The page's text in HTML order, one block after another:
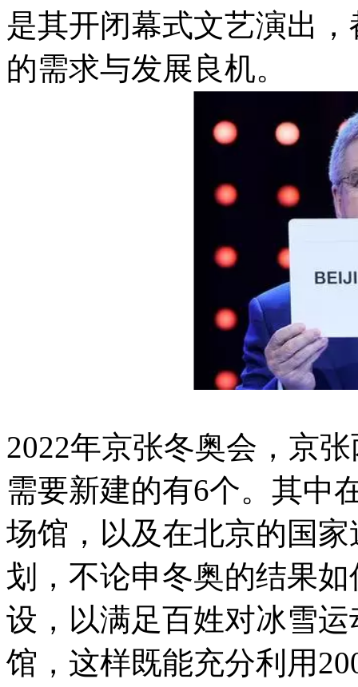
是其开闭幕式文艺演出，
的需求与发展良机。
2022年京张冬奥会，京
需要新建的有6个。其中
场馆，以及在北京的国
划，不论申冬奥的结果
设，以满足百姓对冰雪
馆，这样既能充分利用